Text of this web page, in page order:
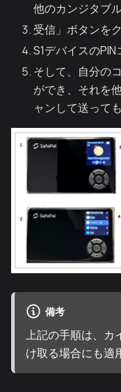
他のカンジタブ
受信」ボタンを
S1デバイスのPIN
そして、自分の
ができ、それを
ャンして送って
備考
上記の手順は、カ
け取る場合にも適